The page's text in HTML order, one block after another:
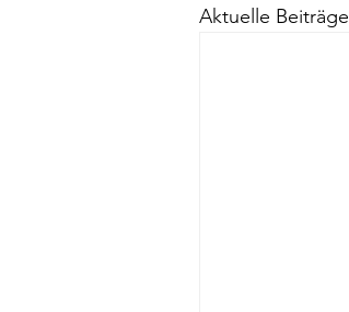
Aktuelle Beiträge